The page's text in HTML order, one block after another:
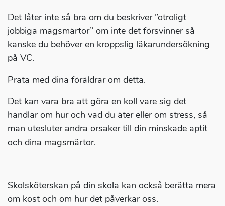
Det låter inte så bra om du beskriver ”otroligt
jobbiga magsmärtor” om inte det försvinner så
kanske du behöver en kroppslig läkarundersökning
på VC.
Prata med dina föräldrar om detta.
Det kan vara bra att göra en koll vare sig det
handlar om hur och vad du äter eller om stress, så
man utesluter andra orsaker till din minskade aptit
och dina magsmärtor.
Skolsköterskan på din skola kan också berätta mera
om kost och om hur det påverkar oss.